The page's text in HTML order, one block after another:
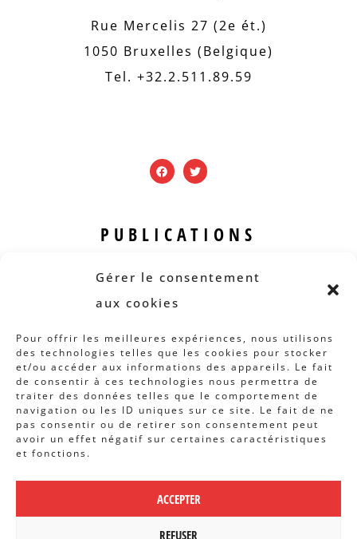
Gérer le consentement
aux cookies
Pour offrir les meilleures expériences, nous utilisons
des technologies telles que les cookies pour stocker
et/ou accéder aux informations des appareils. Le fait
de consentir à ces technologies nous permettra de
traiter des données telles que le comportement de
navigation ou les ID uniques sur ce site. Le fait de ne
pas consentir ou de retirer son consentement peut
avoir un effet négatif sur certaines caractéristiques
et fonctions.
ACCEPTER
REFUSER
Rue Mercelis 27 (2e ét.)
1050 Bruxelles (Belgique)
Tel. +32.2.511.89.59
PUBLICATIONS
Revue B.I.S.
Rapports et analyses
Articles
AUTRES INFOS
Actions
Concertation
Archives
POLITIQUE DE CONFIDENTIALITÉ|